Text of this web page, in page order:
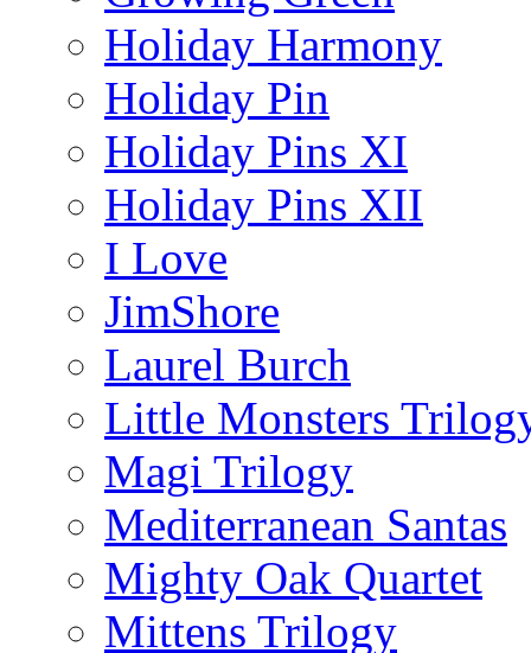
Holiday Harmony
Holiday Pin
Holiday Pins XI
Holiday Pins XII
I Love
JimShore
Laurel Burch
Little Monsters
Magi Trilogy
Mediterranean Santas
Mighty Oak Quartet
Mittens Trilogy